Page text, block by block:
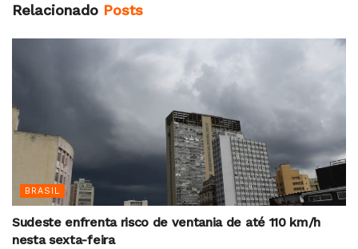
Relacionado Posts
BRASIL
Sudeste enfrenta risco de ventania de até 110 km/h
nesta sexta-feira